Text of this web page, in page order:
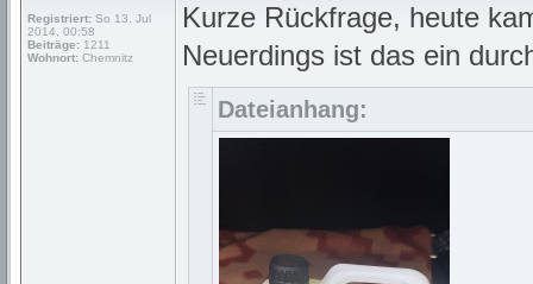
Registriert: So 13. Jul
2014, 00:58
Beiträge: 1211
Wohnort: Chemnitz
Kurze Rückfrage, heute
Neuerdings ist das ein
Dateianhang: